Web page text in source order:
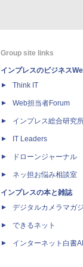
Group site links
インプレスのビジネス
Think IT
Web担当者Forum
インプレス総合研究
IT Leaders
ドローンジャーナル
ネッ担お悩み相談室
インプレスの本と雑誌
デジタルカメラマガ
できるネット
インターネット白書